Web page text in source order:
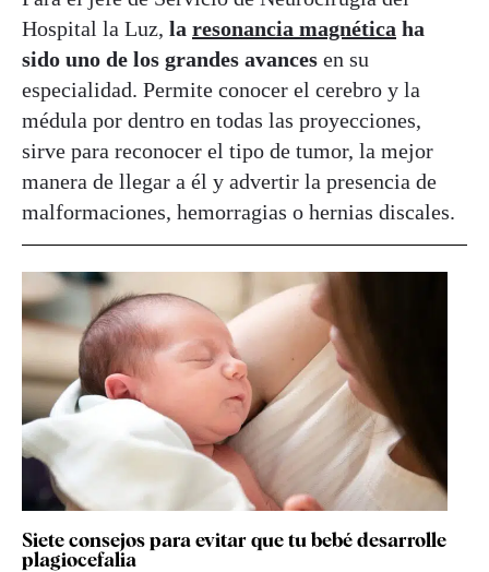
Hospital la Luz, la resonancia magnética ha
sido uno de los grandes avances en su
especialidad. Permite conocer el cerebro y la
médula por dentro en todas las proyecciones,
sirve para reconocer el tipo de tumor, la mejor
manera de llegar a él y advertir la presencia de
malformaciones, hemorragias o hernias discales.
Siete consejos para evitar que tu bebé desarrolle
plagiocefalia